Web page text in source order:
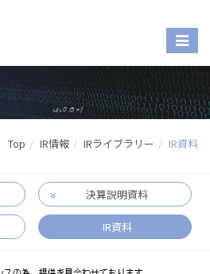
Top IR情報 IRライブラリー IR資料
決算説明資料
IR資料